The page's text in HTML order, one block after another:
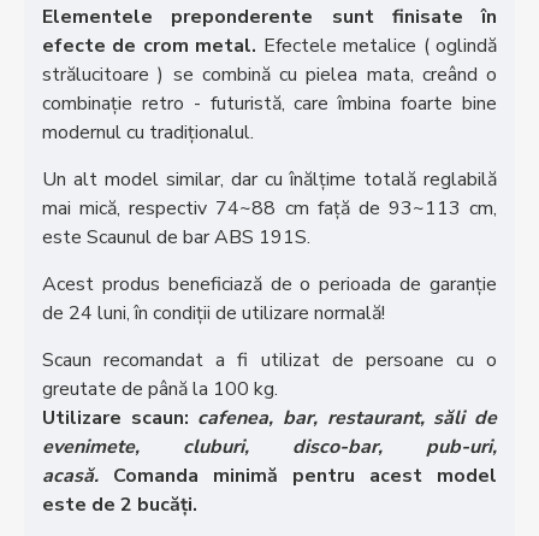
Elementele preponderente sunt finisate în
efecte de crom metal. Efectele metalice ( oglindă
strălucitoare ) se combină cu pielea mata, creând o
combinație retro - futuristă, care îmbina foarte bine
modernul cu tradiționalul.
Un alt model similar, dar cu înălțime totală reglabilă
mai mică, respectiv 74~88 cm față de 93~113 cm,
este Scaunul de bar ABS 191S.
Acest produs beneficiază de o perioada de garanție
de 24 luni, în condiții de utilizare normală!
Scaun recomandat a fi utilizat de persoane cu o
greutate de până la 100 kg.
Utilizare scaun: cafenea, bar, restaurant, săli de
evenimete, cluburi, disco-bar, pub-uri,
acasă. Comanda minimă pentru acest model
este de 2 bucăți.